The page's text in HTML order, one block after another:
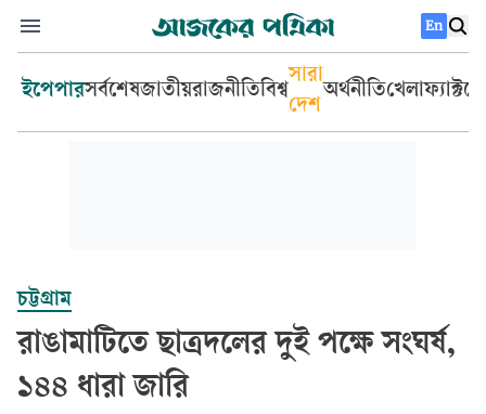
En
ইপেপারসর্বশেষজাতীয়রাজনীতিবিশ্ব
সারা
দেশ
অর্থনীতিখেলা
চট্টগ্রাম
রাঙামাটিতে ছাত্রদলের দুই পক্ষে সংঘর্ষ,
১৪৪ ধারা জারি